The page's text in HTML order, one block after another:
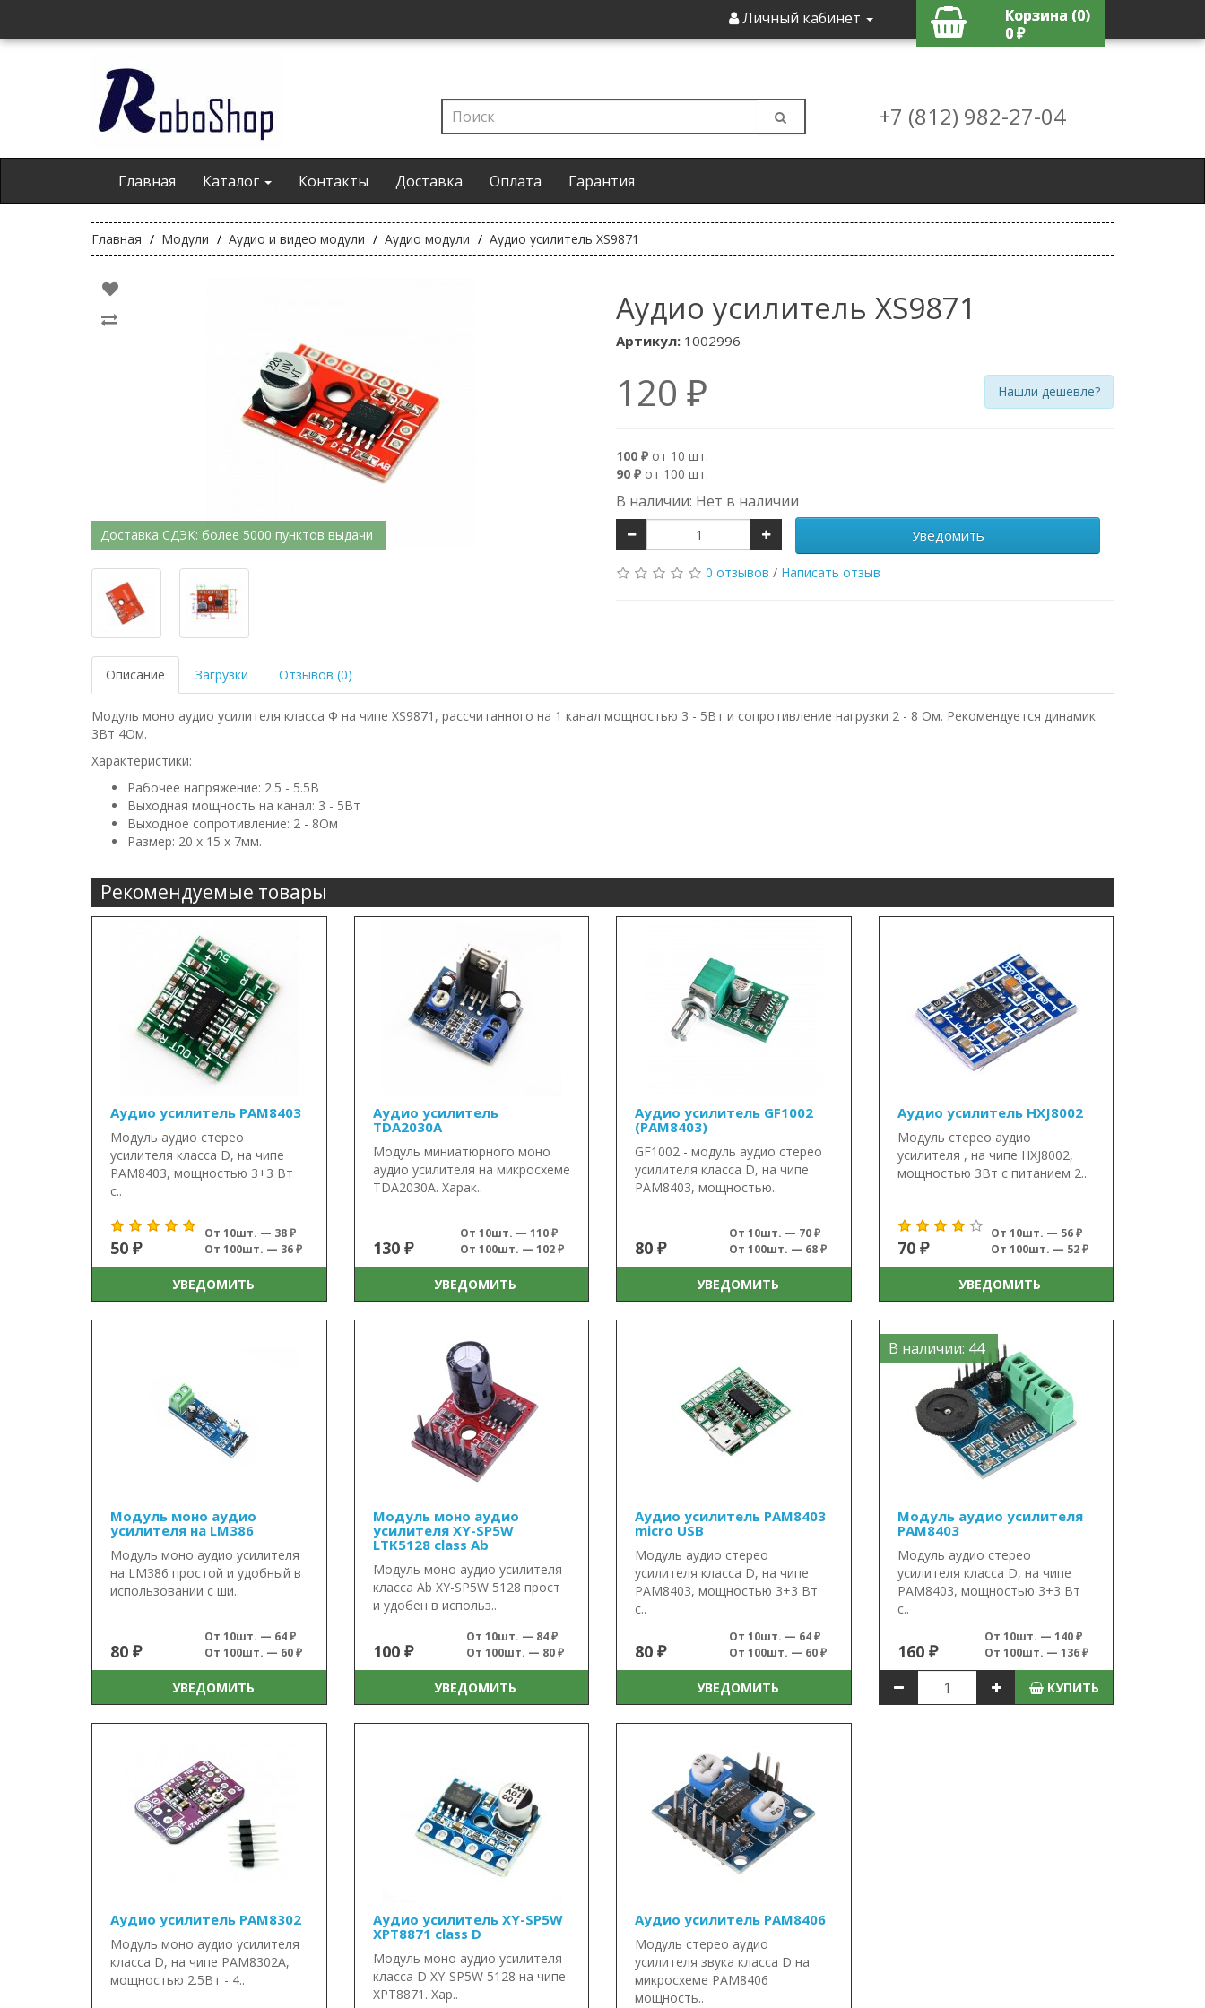
Личный кабинет
Корзина (0)
0 ₽
+7 (812) 982-27-04
Главная Каталог Контакты Доставка Оплата Гарантия
Главная Модули Аудио и видео модули Аудио модули Аудио усилитель XS9871
Доставка СДЭК: более 5000 пунктов выдачи
Аудио усилитель XS9871
Артикул: 1002996
120 ₽ Нашли дешевле?
100 ₽ от 10 шт.
90 ₽ от 100 шт.
В наличии: Нет в наличии
Уведомить
0 отзывов / Написать отзыв
Описание Загрузки Отзывов (0)
Модуль моно аудио усилителя класса Ф на чипе XS9871, рассчитанного на 1 канал мощностью 3 - 5Вт и сопротивление нагрузки 2 - 8 Ом. Рекомендуется динамик
3Вт 4Ом.
Характеристики:
Рабочее напряжение: 2.5 - 5.5В
Выходная мощность на канал: 3 - 5Вт
Выходное сопротивление: 2 - 8Ом
Размер: 20 x 15 x 7мм.
Рекомендуемые товары
Аудио усилитель PAM8403
Модуль аудио стерео
усилителя класса D, на чипе
PAM8403, мощностью 3+3 Вт
с..
50 ₽
От 10шт. — 38 ₽
От 100шт. — 36 ₽
УВЕДОМИТЬ
Аудио усилитель
TDA2030A
Модуль миниатюрного моно
аудио усилителя на микросхеме
TDA2030A. Харак..
130 ₽
От 10шт. — 110 ₽
От 100шт. — 102 ₽
УВЕДОМИТЬ
Аудио усилитель GF1002
(PAM8403)
GF1002 - модуль аудио стерео
усилителя класса D, на чипе
PAM8403, мощностью..
80 ₽
От 10шт. — 70 ₽
От 100шт. — 68 ₽
УВЕДОМИТЬ
Аудио усилитель HXJ8002
Модуль стерео аудио
усилителя , на чипе HXJ8002,
мощностью 3Вт с питанием 2..
70 ₽
От 10шт. — 56 ₽
От 100шт. — 52 ₽
УВЕДОМИТЬ
Модуль моно аудио
усилителя на LM386
Модуль моно аудио усилителя
на LM386 простой и удобный в
использовании с ши..
80 ₽
От 10шт. — 64 ₽
От 100шт. — 60 ₽
УВЕДОМИТЬ
Модуль моно аудио
усилителя XY-SP5W
LTK5128 class Ab
Модуль моно аудио усилителя
класса Ab XY-SP5W 5128 прост
и удобен в использ..
100 ₽
От 10шт. — 84 ₽
От 100шт. — 80 ₽
УВЕДОМИТЬ
Аудио усилитель PAM8403
micro USB
Модуль аудио стерео
усилителя класса D, на чипе
PAM8403, мощностью 3+3 Вт
с..
80 ₽
От 10шт. — 64 ₽
От 100шт. — 60 ₽
УВЕДОМИТЬ
В наличии: 44
Модуль аудио усилителя
PAM8403
Модуль аудио стерео
усилителя класса D, на чипе
PAM8403, мощностью 3+3 Вт
с..
160 ₽
От 10шт. — 140 ₽
От 100шт. — 136 ₽
КУПИТЬ
Аудио усилитель PAM8302
Модуль моно аудио усилителя
класса D, на чипе PAM8302A,
мощностью 2.5Вт - 4..
Аудио усилитель XY-SP5W
XPT8871 class D
Модуль моно аудио усилителя
класса D XY-SP5W 5128 на чипе
XPT8871. Хар..
Аудио усилитель PAM8406
Модуль стерео аудио
усилителя звука класса D на
микросхеме PAM8406
мощность..